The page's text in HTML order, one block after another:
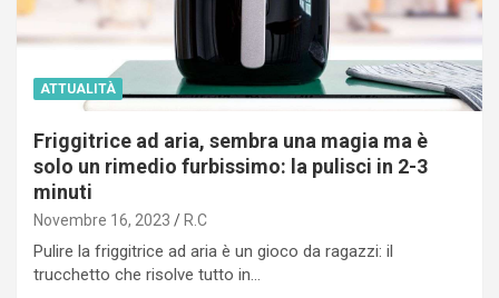
ATTUALITÀ
Friggitrice ad aria, sembra una magia ma è
solo un rimedio furbissimo: la pulisci in 2-3
minuti
Novembre 16, 2023 R.C
Pulire la friggitrice ad aria è un gioco da ragazzi: il
trucchetto che risolve tutto in…